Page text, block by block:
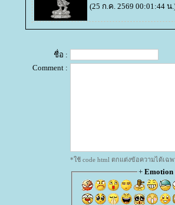
(25 ก.ค. 2569 00:01:44 น
ชื่อ :
Comment :
*ใช้ code html ตกแต่งข้อความได้เฉ
+ Emotion